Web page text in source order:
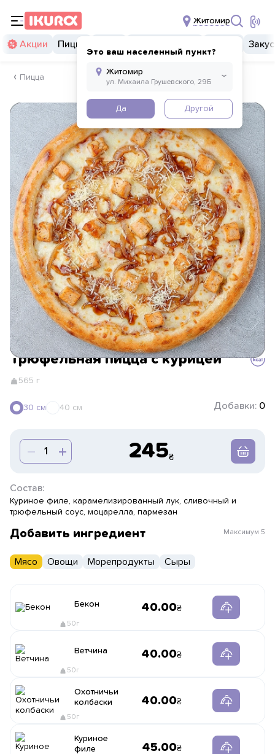
Житомир
Это ваш населенный пункт?
Да Другой
Акции Пицца
Пицца
Трюфельная пицца с курицей
565 г
30 см 40 см Добавки: 0
245
Состав:
Куриное филе, карамелизированный лук, сливочный и
трюфельный соус, моцарелла, пармезан
Добавить ингредиент Максимум 5
Мясо Овощи Морепродукты Сыры
Бекон
50г
40.00
Ветчина
50г
40.00
Охотничьи
колбаски
50г
40.00
Куриное
филе
45.00